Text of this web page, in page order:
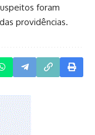
foram
providências.